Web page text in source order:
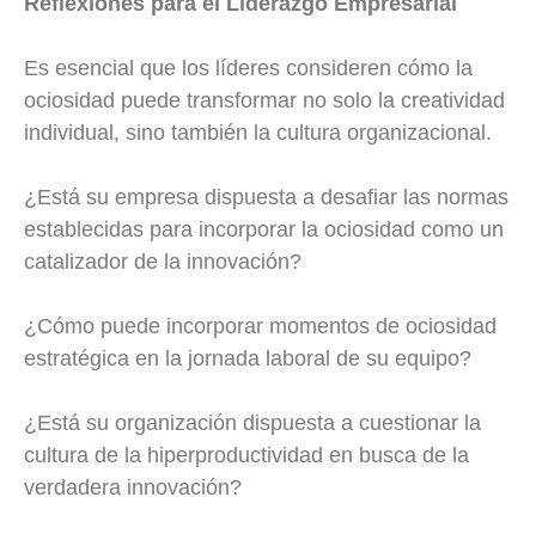
Es esencial que los líderes consideren cómo la
ociosidad puede transformar no solo la creatividad
individual, sino también la cultura organizacional.
¿Está su empresa dispuesta a desafiar las normas
establecidas para incorporar la ociosidad como un
catalizador de la innovación?
¿Cómo puede incorporar momentos de ociosidad
estratégica en la jornada laboral de su equipo?
¿Está su organización dispuesta a cuestionar la
cultura de la hiperproductividad en busca de la
verdadera innovación?